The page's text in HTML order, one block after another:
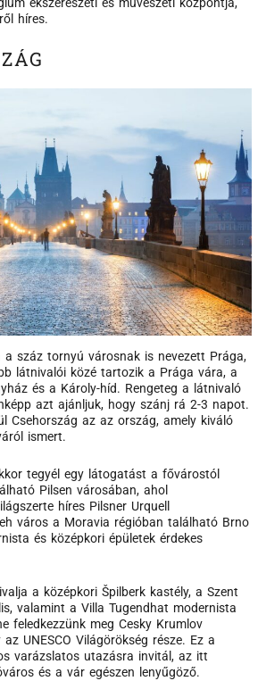
híres.
a száz tornyú városnak is nevezett Prága,
látnivalói közé tartozik a Prága vára, a
és a Károly-híd. Rengeteg a látnivaló
azt ajánljuk, hogy szánj rá 2-3 napot.
Csehország az az ország, amely kiváló
ismert.
tegyél egy látogatást a fővárostól
Pilsen városában, ahol
híres Pilsner Urquell
város a Moravia régióban található Brno
és középkori épületek érdekes
a középkori Špilberk kastély, a Szent
valamint a Villa Tugendhat modernista
feledkezzünk meg Cesky Krumlov
UNESCO Világörökség része. Ez a
varázslatos utazásra invitál, az itt
és a vár egészen lenyűgöző.